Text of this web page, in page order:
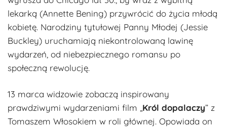
lekarką (Annette Bening) przywrócić do życia młodą
kobietę. Narodziny tytułowej Panny Młodej (Jessie
Buckley) uruchamiają niekontrolowaną lawinę
wydarzeń, od niebezpiecznego romansu po
społeczną rewolucję.
13 marca widzowie zobaczą inspirowany
prawdziwymi wydarzeniami film „ Król dopalaczy” z
Tomaszem Włosokiem w roli głównej. Opowiada on